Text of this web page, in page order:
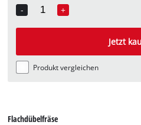
-
Quantity
+
Jetzt
Produkt vergleichen
Flachdübelfräse